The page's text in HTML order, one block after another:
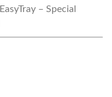
EasyTray – Special